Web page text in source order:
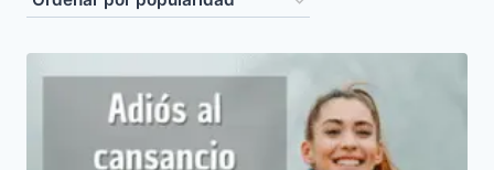
popularidad